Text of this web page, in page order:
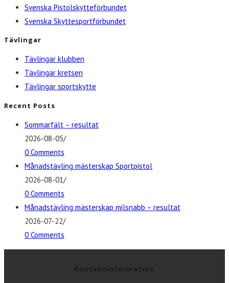
Svenska Pistolskytteförbundet
Svenska Skyttesportförbundet
Tävlingar
Tävlingar klubben
Tävlingar kretsen
Tävlingar sportskytte
Recent Posts
Sommarfält – resultat
2026-08-05/
0 Comments
Månadstävling mästerskap Sportpistol
2026-08-01/
0 Comments
Månadstävling mästerskap milsnabb – resultat
2026-07-22/
0 Comments
Kontaktinformation